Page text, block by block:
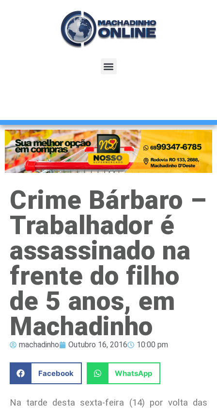
Crime Bárbaro –
Trabalhador é
assassinado na
frente do filho
de 5 anos, em
Machadinho
machadinho Outubro 16, 2016 10:00 pm
Facebook WhatsApp
Na tarde desta sexta-feira (14) por volta das